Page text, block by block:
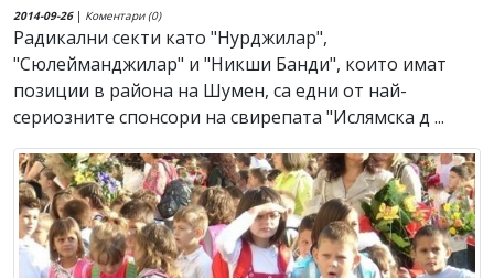
2014-09-26| Коментари (0)
Радикални секти като "Нурджилар",
"Сюлейманджилар" и "Никши Банди", които имат
позиции в района на Шумен, са едни от най-
сериозните спонсори на свирепата "Ислямска д ...